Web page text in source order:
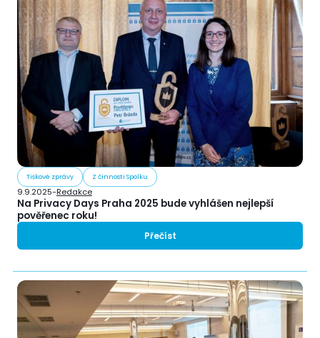
Tiskové zprávy Z činnosti Spolku
9.9.2025-Redakce
Na Privacy Days Praha 2025 bude vyhlášen nejlepší
pověřenec roku!
Přečíst